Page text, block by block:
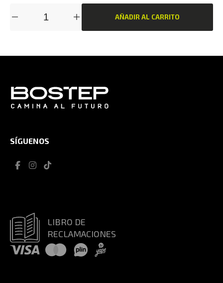
AÑADIR AL CARRITO
SÍGUENOS
LIBRO DE
RECLAMACIONES